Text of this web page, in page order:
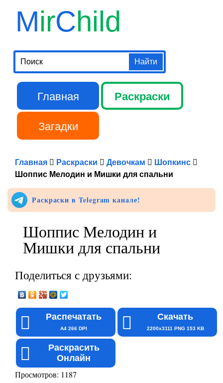
основному
содержанию
MirChild
Поиск
Главное меню
Главная Раскраски
Загадки
Главная Раскраски Девочкам
Шопкинс
Шоппис Мелодин и Мишки для спальни
Раскраски в Telegram канале!
Шоппис Мелодин и
Мишки для спальни
Поделиться с друзьями:
Распечатать
A4 266 DPI
Скачать
2200x3111 PNG 153 KB
Раскрасить
Онлайн
Просмотров: 1187